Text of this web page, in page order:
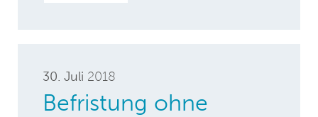
30. Juli 2018
Befristung ohne